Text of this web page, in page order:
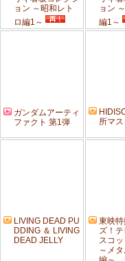
ョン ～昭和レト
ロ編1～
ョン
編1～
ガンダムアーティ
ファクト 第1弾
所マ
LIVING DEAD PU
DDING ＆ LIVING
DEAD JELLY
東映
ズ！
スコ
～メ